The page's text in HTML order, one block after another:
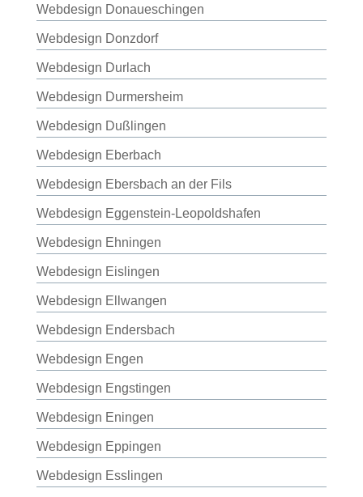
Webdesign Donaueschingen
Webdesign Donzdorf
Webdesign Durlach
Webdesign Durmersheim
Webdesign Dußlingen
Webdesign Eberbach
Webdesign Ebersbach an der Fils
Webdesign Eggenstein-Leopoldshafen
Webdesign Ehningen
Webdesign Eislingen
Webdesign Ellwangen
Webdesign Endersbach
Webdesign Engen
Webdesign Engstingen
Webdesign Eningen
Webdesign Eppingen
Webdesign Esslingen